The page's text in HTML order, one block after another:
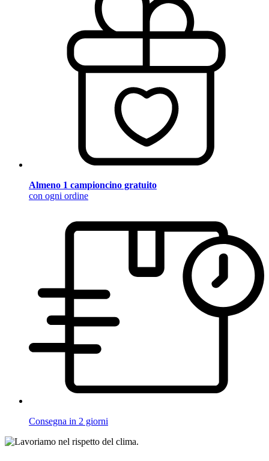
Almeno 1 campioncino gratuito
con ogni ordine
Consegna in 2 giorni